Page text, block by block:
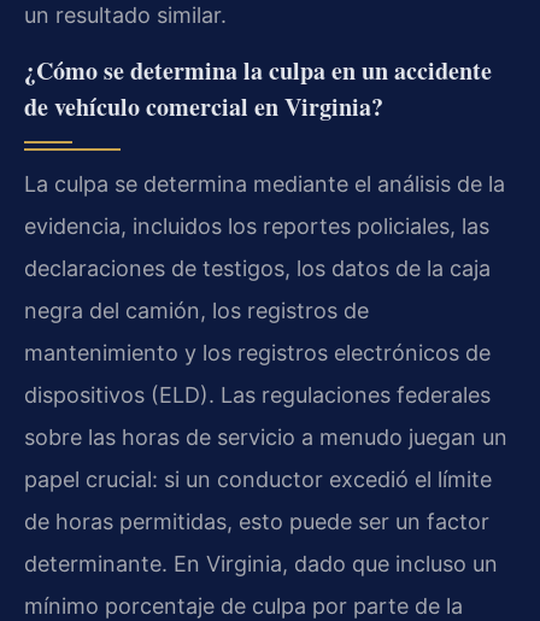
un resultado similar.
¿Cómo se determina la culpa en un accidente
de vehículo comercial en Virginia?
La culpa se determina mediante el análisis de la
evidencia, incluidos los reportes policiales, las
declaraciones de testigos, los datos de la caja
negra del camión, los registros de
mantenimiento y los registros electrónicos de
dispositivos (ELD). Las regulaciones federales
sobre las horas de servicio a menudo juegan un
papel crucial: si un conductor excedió el límite
de horas permitidas, esto puede ser un factor
determinante. En Virginia, dado que incluso un
mínimo porcentaje de culpa por parte de la